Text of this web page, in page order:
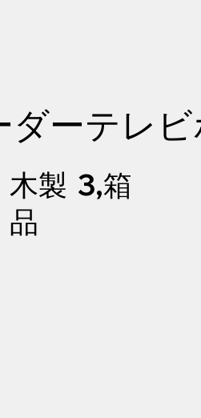
ダーテレビ
木製
品
3,箱